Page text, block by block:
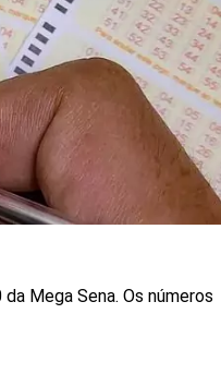
Mega Sena. Os números